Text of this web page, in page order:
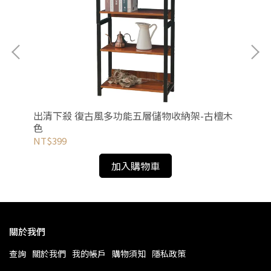
出清下殺 復古風多功能五層儲物收納架-古檀木
色
NT$399
加入購物車
關於我們
查詢 關於我們 我的帳戶 購物須知 隱私政策